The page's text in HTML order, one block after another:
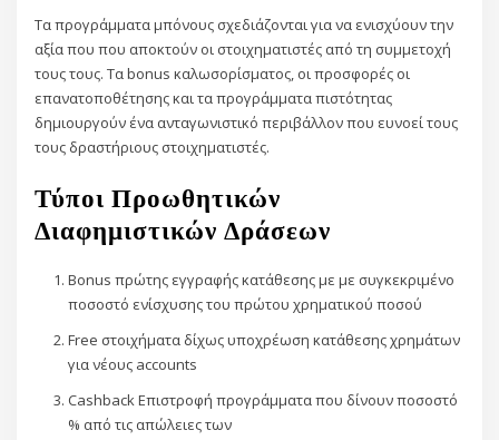
Τα προγράμματα μπόνους σχεδιάζονται για να ενισχύουν την
αξία που που αποκτούν οι στοιχηματιστές από τη συμμετοχή
τους τους. Τα bonus καλωσορίσματος, οι προσφορές οι
επανατοποθέτησης και τα προγράμματα πιστότητας
δημιουργούν ένα ανταγωνιστικό περιβάλλον που ευνοεί τους
τους δραστήριους στοιχηματιστές.
Τύποι Προωθητικών
Διαφημιστικών Δράσεων
Bonus πρώτης εγγραφής κατάθεσης με με συγκεκριμένο
ποσοστό ενίσχυσης του πρώτου χρηματικού ποσού
Free στοιχήματα δίχως υποχρέωση κατάθεσης χρημάτων
για νέους accounts
Cashback Επιστροφή προγράμματα που δίνουν ποσοστό
% από τις απώλειες των